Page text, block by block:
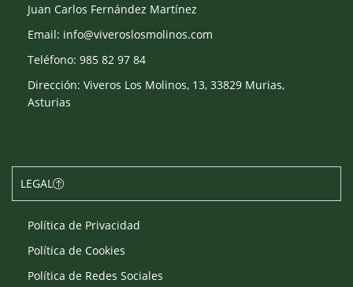
Juan Carlos Fernández Martínez
Email: info@viveroslosmolinos.com
Teléfono: 985 82 97 84
Dirección: Viveros Los Molinos, 13, 33829 Murias,
Asturias
LEGAL
Política de Privacidad
Política de Cookies
Política de Redes Sociales